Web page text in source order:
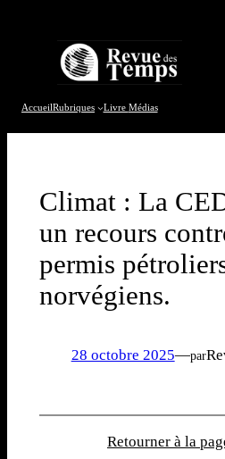
AccueilRubriques Livre Médias
Climat : La
un recours
permis
norvégiens.
28 octobre 2025—par
Retourner à la